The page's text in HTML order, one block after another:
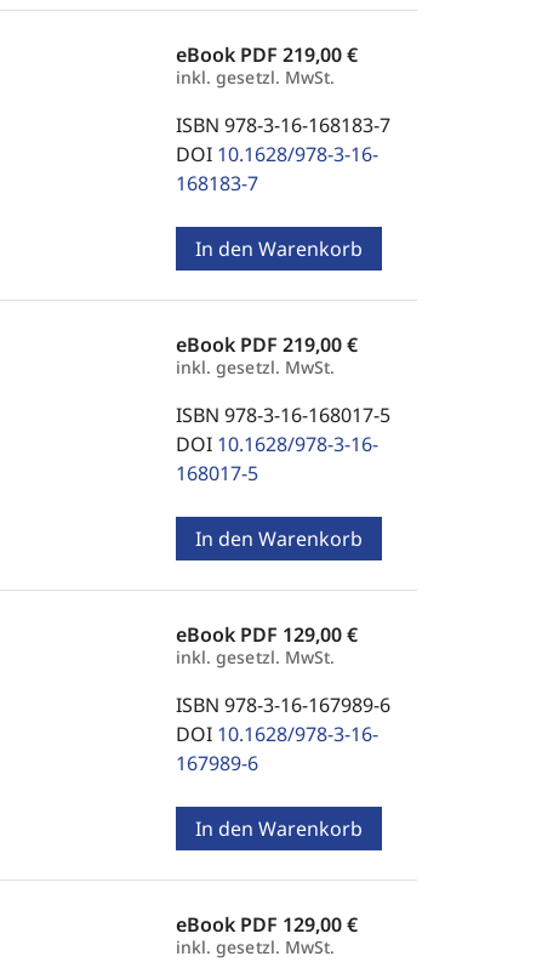
eBook PDF 219,00 €
inkl. gesetzl. MwSt.
ISBN 978-3-16-168183-7
DOI 10.1628/978-3-16-
168183-7
In den Warenkorb
eBook PDF 219,00 €
inkl. gesetzl. MwSt.
ISBN 978-3-16-168017-5
DOI 10.1628/978-3-16-
168017-5
In den Warenkorb
eBook PDF 129,00 €
inkl. gesetzl. MwSt.
ISBN 978-3-16-167989-6
DOI 10.1628/978-3-16-
167989-6
In den Warenkorb
eBook PDF 129,00 €
inkl. gesetzl. MwSt.